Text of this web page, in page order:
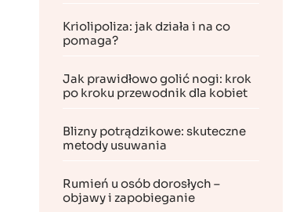
Kriolipoliza: jak działa i na co
pomaga?
Jak prawidłowo golić nogi: krok
po kroku przewodnik dla kobiet
Blizny potrądzikowe: skuteczne
metody usuwania
Rumień u osób dorosłych –
objawy i zapobieganie